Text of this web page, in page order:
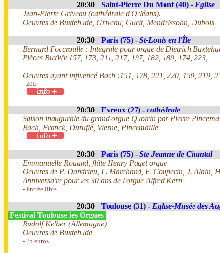
20:30 Saint-Pierre Du Mont (40) - Eglise
Jean-Pierre Griveau (cathédrale d'Orléans).
Oeuvres de Buxtehude, Griveau, Gueit, Mendelssohn, Dubois
20:30 Paris (75) - St-Louis en l'Île
Bernard Foccroulle : Intégrale pour orgue de Dietrich
Pièces BuxWv 157, 173, 211, 217, 197, 182, 189, 174, 223,
Oeuvres ayant influencé Bach :151, 178, 221, 220, 159, 219,
- 20E
20:30 Evreux (27) - cathédrale
Saison inaugurale du grand orgue Quoirin par Pierre
Bach, Franck, Duruflé, Vierne, Pincemaille
20:30 Paris (75) - Ste Jeanne de Chantal
Emmanuelle Rouaud, flûte Henry Paget orgue
Oeuvres de P. Dandrieu, L. Marchand, F. Couperin, J. Alain,
Anniversaire pour les 30 ans de l'orgue Alfred Kern
- Entrée libre
20:30 Toulouse (31) - Eglise-Musée des
Festival Toulouse les Orgues
Rudolf Kelber (Allemagne)
Oeuvres de Buxtehude
- 25 euros